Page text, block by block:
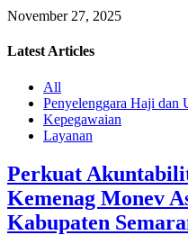
November 27, 2025
Latest Articles
All
Penyelenggara Haji dan
Kepegawaian
Layanan
Perkuat
Kemenag Monev
Kabupaten